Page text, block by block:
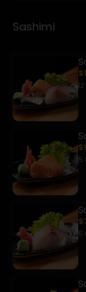
Sashimi
5
5